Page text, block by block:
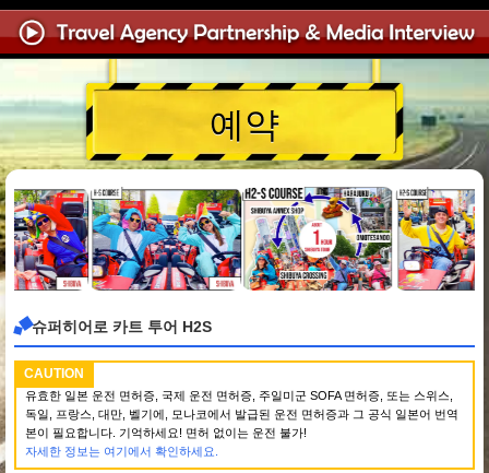
예약
슈퍼히어로 카트 투어 H2S
CAUTION
유효한 일본 운전 면허증, 국제 운전 면허증, 주일미군 SOFA 면허증, 또는 스위스,
독일, 프랑스, 대만, 벨기에, 모나코에서 발급된 운전 면허증과 그 공식 일본어 번역
본이 필요합니다. 기억하세요! 면허 없이는 운전 불가!
자세한 정보는 여기에서 확인하세요.